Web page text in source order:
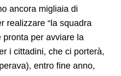
ancora migliaia di
realizzare “la squadra
pronta per avviare la
i cittadini, che ci porterà,
entro fine anno,